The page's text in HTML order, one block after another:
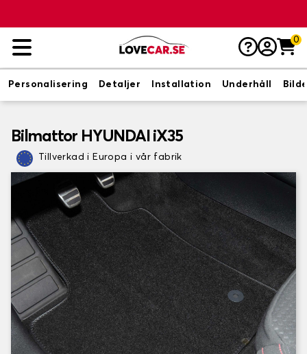
0
Personalisering Detaljer Installation Underhåll
Bilmattor HYUNDAI iX35
Tillverkad i Europa i vår fabrik